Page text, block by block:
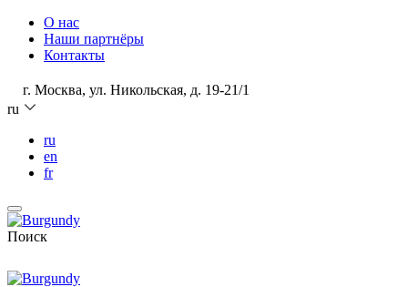
О нас
Наши партнёры
Контакты
г. Москва, ул. Никольская, д. 19-21/1
ru
ru
en
fr
Поиск